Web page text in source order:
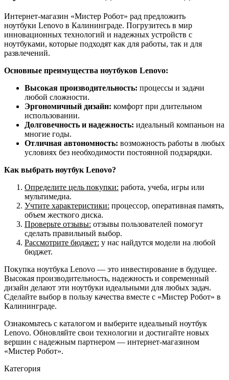
Интернет-магазин «Мистер Робот» рад предложить
ноутбуки Lenovo в Калининграде. Погрузитесь в мир
инновационных технологий и надежных устройств с
ноутбуками, которые подходят как для работы, так и для
развлечений.
Основные преимущества ноутбуков Lenovo:
Высокая производительность: процессы и задачи
любой сложности.
Эргономичный дизайн: комфорт при длительном
использовании.
Долговечность и надежность: идеальный компаньон на
многие годы.
Отличная автономность: возможность работы в любых
условиях без необходимости постоянной подзарядки.
Как выбрать ноутбук Lenovo?
Определите цель покупки: работа, учеба, игры или
мультимедиа.
Учтите характеристики: процессор, оперативная память,
объем жесткого диска.
Проверьте отзывы: отзывы пользователей помогут
сделать правильный выбор.
Рассмотрите бюджет: у нас найдутся модели на любой
бюджет.
Покупка ноутбука Lenovo — это инвестирование в будущее.
Высокая производительность, надежность и современный
дизайн делают эти ноутбуки идеальными для любых задач.
Сделайте выбор в пользу качества вместе с «Мистер Робот» в
Калининграде.
Ознакомьтесь с каталогом и выберите идеальный ноутбук
Lenovo. Обновляйте свои технологии и достигайте новых
вершин с надежным партнером — интернет-магазином
«Мистер Робот».
Категория